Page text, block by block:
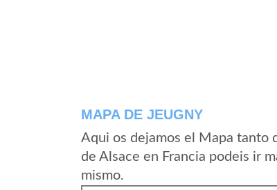
MAPA DE JEUGNY
Aqui os dejamos el Mapa tanto
de Alsace en Francia podeis ir
mismo.